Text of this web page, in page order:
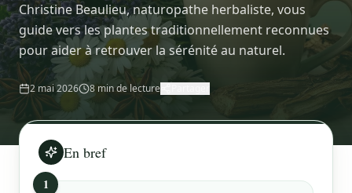
Christine Beaulieu, naturopathe herbaliste, vous
guide vers les plantes traditionnellement reconnues
pour aider à retrouver la sérénité au naturel.
2 mai 2026 8 min de lecture
En bref
1